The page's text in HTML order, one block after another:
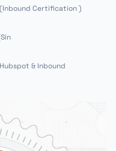
(Inbound Certification )
& Inbound